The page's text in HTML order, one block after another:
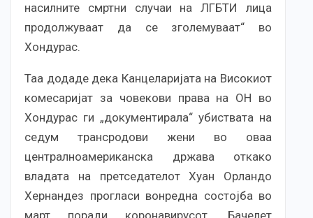
насилните смртни случаи на ЛГБТИ лица
продолжуваат да се зголемуваат“ во
Хондурас.
Таа додаде дека Канцеларијата на Високиот
комесаријат за човекови права на ОН во
Хондурас ги „документирала“ убиствата на
седум трансродови жени во оваа
централноамериканска држава откако
владата на претседателот Хуан Орландо
Хернандез прогласи вонредна состојба во